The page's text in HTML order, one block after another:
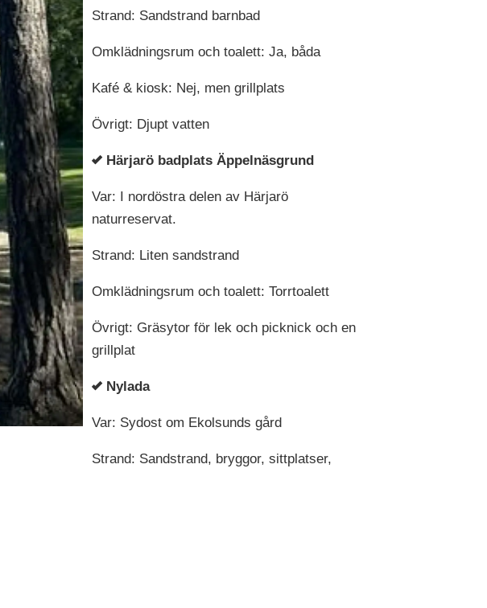
Strand: Sandstrand barnbad
Omklädningsrum och toalett: Ja, båda
Kafé & kiosk: Nej, men grillplats
Övrigt: Djupt vatten
Härjarö badplats Äppelnäs­grund
Var: I nordöstra delen av Härjarö
naturreservat.
Strand: Liten sandstrand
Omklädningsrum och toalett: Torrtoalett
Övrigt: Gräsytor för lek och picknick och en
grillplat
Nylada
Var: Sydost om Ekolsunds gård
Strand: Sandstrand, bryggor, sittplatser,